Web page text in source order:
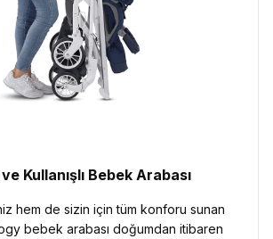
Kullanışlı Bebek Arabası
hem de sizin için tüm konforu sunan
bebek arabası doğumdan itibaren